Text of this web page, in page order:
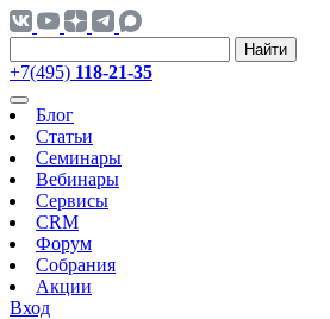
Найти
+7(495) 118-21-35
Блог
Статьи
Семинары
Вебинары
Сервисы
CRM
Форум
Собрания
Акции
Вход